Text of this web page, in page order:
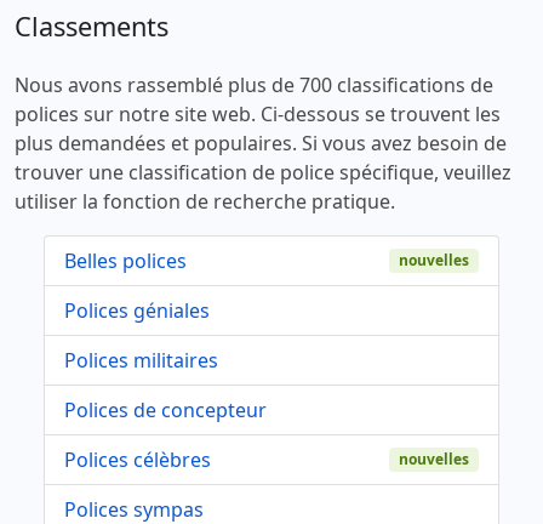
Classements
Nous avons rassemblé plus de 700 classifications de
polices sur notre site web. Ci-dessous se trouvent les
plus demandées et populaires. Si vous avez besoin de
trouver une classification de police spécifique, veuillez
utiliser la fonction de recherche pratique.
Belles polices nouvelles
Polices géniales
Polices militaires
Polices de concepteur
Polices célèbres
nouvelles
Polices sympas